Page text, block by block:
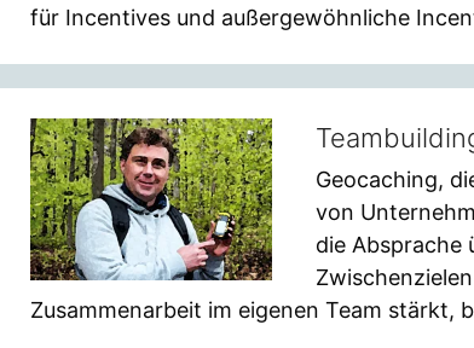
für Incentives und außergewöhnliche
Geocaching,
von
die Absprache
Zusammenarbeit im eigenen Team stärkt,